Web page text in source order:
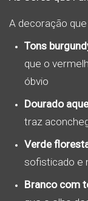
A decoração
Tons
que o
óbvio
Dourado
traz
Verde
sofisticado e
Branco com